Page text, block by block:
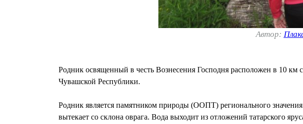
Автор:
Родник освященный в честь Вознесения Господня расположен в 10
Чувашской Республики.
Родник является памятником природы (ООПТ) регионального
вытекает со склона оврага. Вода выходит из отложений татарского